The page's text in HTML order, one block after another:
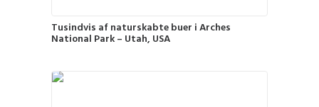
Tusindvis af naturskabte buer i Arches
National Park – Utah, USA